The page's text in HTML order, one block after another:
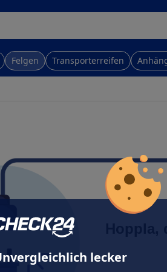
lecker
Felgen Transporterreifen